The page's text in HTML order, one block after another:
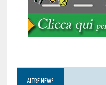
ALTRE NEWS